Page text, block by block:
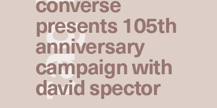
t
a
g
presents 105th
anniversary
campaign with
david spector